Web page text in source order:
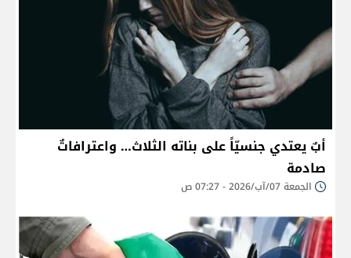
أبٌ يعتدي جنسيّاً على بناته الثلاث… واعترافاتٌ
صادمة
الجمعة 07/آب/2026 - 07:27 ص